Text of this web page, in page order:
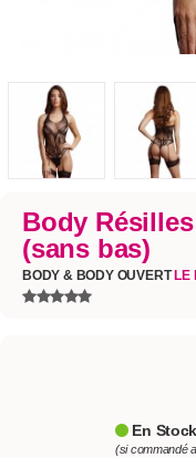
Body
(sans bas)
BODY & BODY OUVERT LE
En
(si commandé